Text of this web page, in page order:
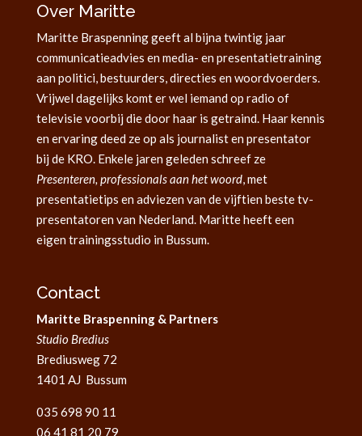
Over Maritte
Maritte Braspenning geeft al bijna twintig jaar
communicatieadvies en media- en presentatietraining
aan politici, bestuurders, directies en woordvoerders.
Vrijwel dagelijks komt er wel iemand op radio of
televisie voorbij die door haar is getraind. Haar kennis
en ervaring deed ze op als journalist en presentator
bij de KRO. Enkele jaren geleden schreef ze
Presenteren, professionals aan het woord, met
presentatietips en adviezen van de vijftien beste tv-
presentatoren van Nederland. Maritte heeft een
eigen trainingsstudio in Bussum.
Contact
Maritte Braspenning & Partners
Studio Bredius
Brediusweg 72
1401 AJ Bussum
035 698 90 11
06 41 81 20 79